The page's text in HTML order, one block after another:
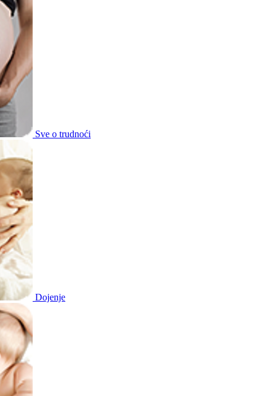
Sve o trudnoći
Dojenje